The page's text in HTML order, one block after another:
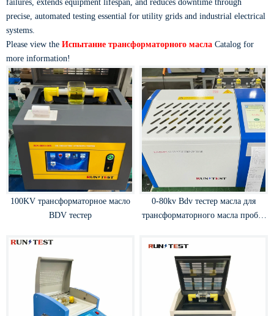
failures, extends equipment lifespan, and reduces downtime through
precise, automated testing essential for utility grids and industrial electrical
systems.
Please view the Испытание трансформаторного масла Catalog for
more information!
100KV трансформаторное масло
BDV тестер
0-80kv Bdv тестер масла для
трансформаторного масла пробоя